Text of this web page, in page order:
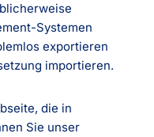
Systemen
exportieren
importieren.
die in
Sie unser